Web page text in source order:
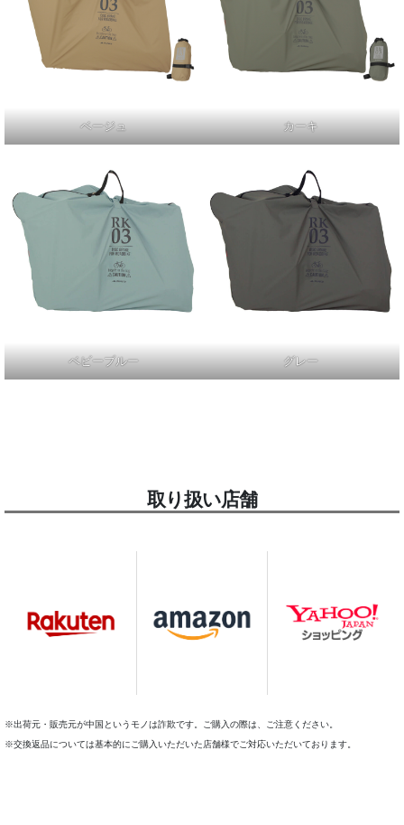
ベージュ カーキ
ベビーブルー グレー
取り扱い店舗
※出荷元・販売元が中国というモノは詐欺です。ご購入の際は、ご注意ください。
※交換返品については基本的にご購入いただいた店舗様でご対応いただいております。